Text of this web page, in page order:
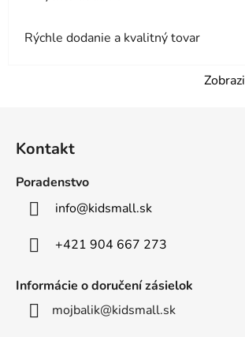
Rýchle dodanie a kvalitný tovar
Kontakt
Poradenstvo
info@kidsmall.sk
+421 904 667 273
Informácie o doručení zásielok
mojbalik@kidsmall.sk